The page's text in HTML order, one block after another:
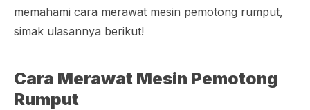
memahami cara merawat mesin pemotong rumput,
simak ulasannya berikut!
Cara Merawat Mesin Pemotong
Rumput